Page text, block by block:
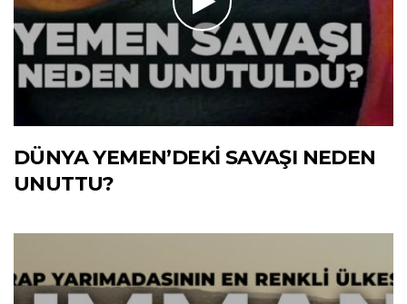
DÜNYA YEMEN’DEKİ SAVAŞI NEDEN
UNUTTU?